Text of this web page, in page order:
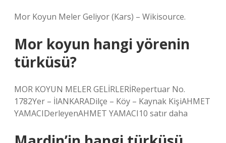
Mor Koyun Meler Geliyor (Kars) – Wikisource.
Mor koyun hangi yörenin
türküsü?
MOR KOYUN MELER GELİRLERİRepertuar No.
1782Yer – İlANKARADilçe – Köy – Kaynak KişiAHMET
YAMACIDerleyenAHMET YAMACI10 satır daha